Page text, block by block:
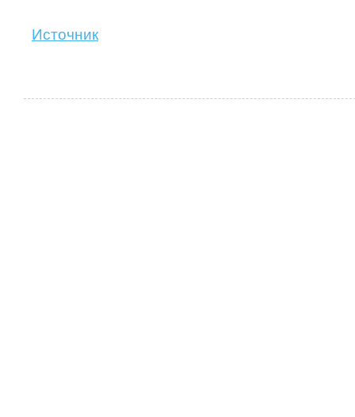
Источник